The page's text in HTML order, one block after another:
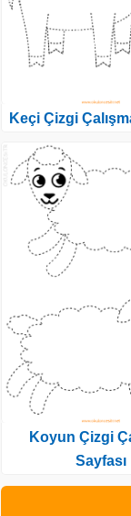
Keçi Çizgi
Koyun Çizgi
Sayfası